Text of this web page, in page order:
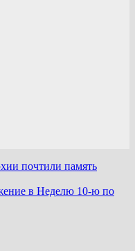
почтили память
в Неделю 10-ю по